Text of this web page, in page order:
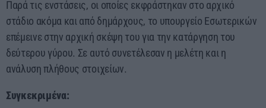
Παρά τις ενστάσεις, οι οποίες εκφράστηκαν στο αρχικό
στάδιο ακόμα και από δημάρχους, το υπουργείο Εσωτερικών
επέμεινε στην αρχική σκέψη του για την κατάργηση του
δεύτερου γύρου. Σε αυτό συνετέλεσαν η μελέτη και η
ανάλυση πλήθους στοιχείων.
Συγκεκριμένα: